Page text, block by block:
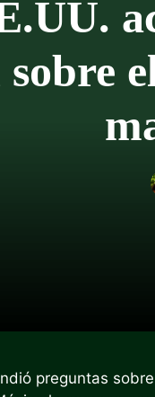
preguntas